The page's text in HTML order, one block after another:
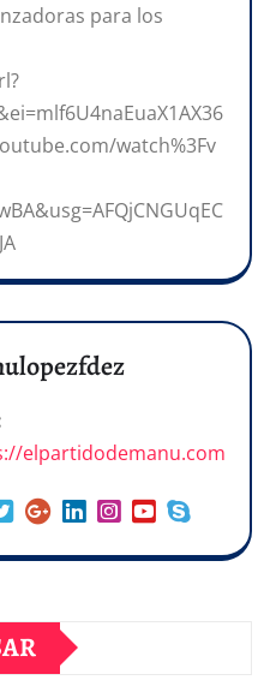
para los
watch%3Fv
elpartidodemanu.com